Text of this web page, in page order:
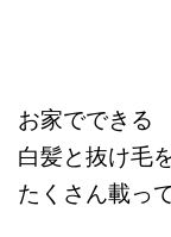
お家でできる
白髪と抜け毛
たくさん載っ